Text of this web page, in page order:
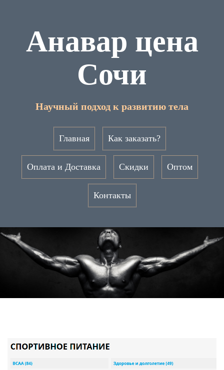
Анавар цена
Сочи
Научный подход к развитию тела
Главная Как заказать?
Оплата и Доставка Скидки Оптом
Контакты